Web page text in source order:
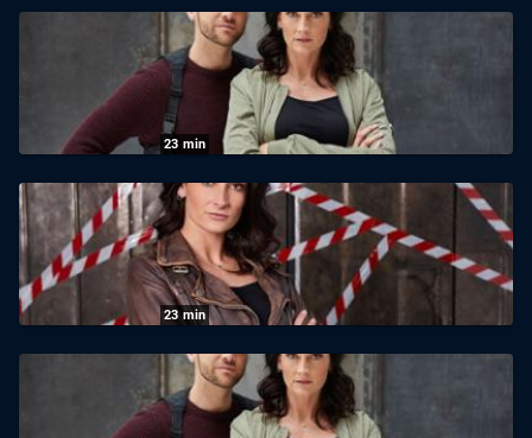
K11 - Die neuen Fälle: Staffel 1 Folge 15
Mord im Mädcheninternat
25.11.2025| Sat1
23 min
K11 - Die neuen Fälle: Staffel 1 Folge 16
Endstation Stockholm
25.11.2025| Sat1
23 min
K11 - Die neuen Fälle: Staffel 1 Folge 3
Partys im Untergrund